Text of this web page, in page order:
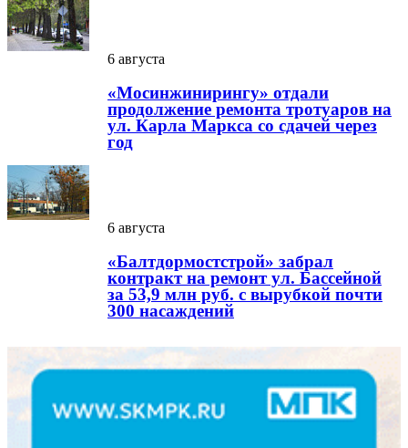
6 августа
«Мосинжинирингу» отдали
продолжение ремонта тротуаров на
ул. Карла Маркса со сдачей через
год
6 августа
«Балтдормостстрой» забрал
контракт на ремонт ул. Бассейной
за 53,9 млн руб. с вырубкой почти
300 насаждений